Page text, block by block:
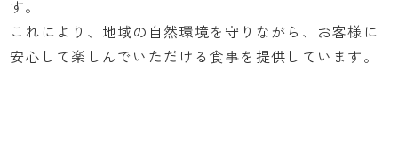
す。
これにより、地域の自然環境を守りながら、お客様に
安心して楽しんでいただける食事を提供しています。